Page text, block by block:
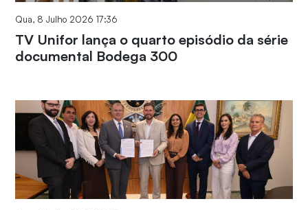
Qua, 8 Julho 2026 17:36
TV Unifor lança o quarto episódio da série
documental Bodega 300